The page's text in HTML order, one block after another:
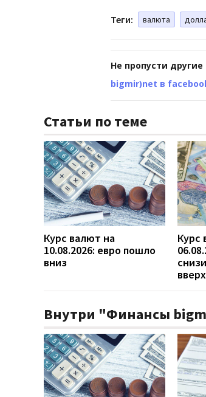
Теги: валюта
Не пропусти
bigmir)net в
Статьи по теме
Курс валют на
10.08.2026: евро пошло
вниз
Курс
вверх
Внутри "Финансы